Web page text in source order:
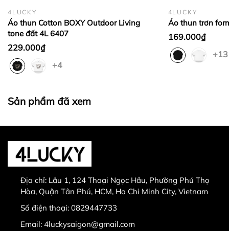
Lưu ý:
phẩm được chọn để đổi có giá trị thấp hơn sản
phẩm đổi.
Giao nhầm hàng, nhầm sản phẩm
Hư hỏng trong quá trình vận chuyển
4LUCKY
Áo thun Cotton BOXY Outdoor Living
tone đất 4L 6407
229.000₫
+4
4LUCKY
Áo thun trơn
169.000₫
+13
Sản phẩm đã xem
Địa chỉ: Lầu 1, 124 Thoại Ngọc Hầu, Phường Phú Thọ
Hòa, Quận Tân Phú, HCM, Ho Chi Minh City, Vietnam
Số điện thoại: 0829447733
Email: 4luckysaigon@gmail.com